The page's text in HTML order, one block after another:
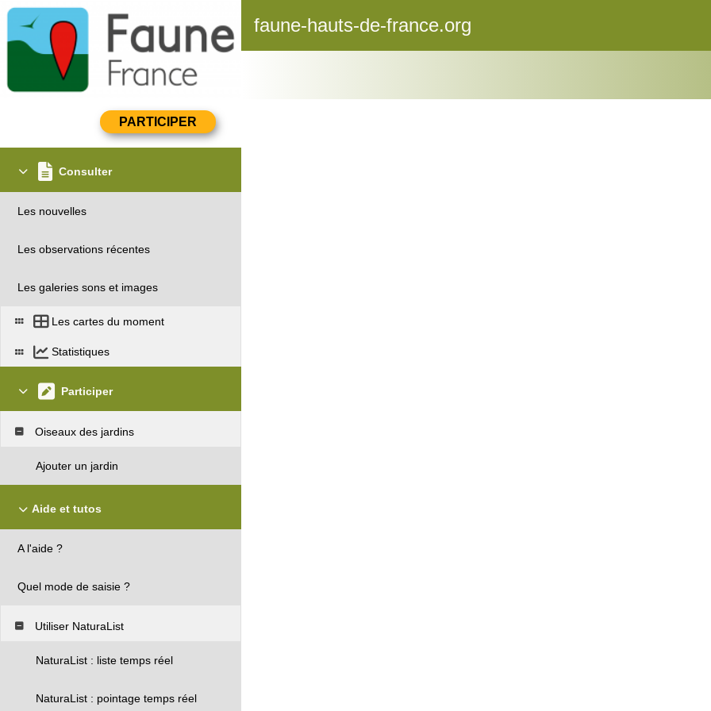
faune-hauts-de-france.org
Consulter
Les nouvelles
Les observations récentes
Les galeries sons et images
Les cartes du moment
Statistiques
Participer
Oiseaux des jardins
Ajouter un jardin
Aide et tutos
A l'aide ?
Quel mode de saisie ?
Utiliser NaturaList
NaturaList : liste temps réel
NaturaList : pointage temps réel